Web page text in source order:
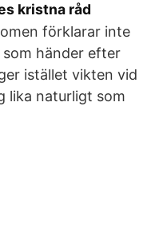
kristna råd
förklarar inte
händer efter
istället vikten vid
lika naturligt som